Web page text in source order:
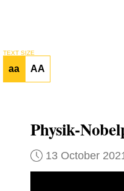
TEXT SIZE
aa AA
Physik-
13 October